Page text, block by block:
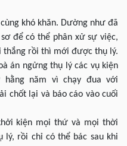
khó khăn. Dường như đã
để có thể phân xử sự việc,
thắng rồi thì mới được thụ lý.
án ngửng thụ lý các vụ kiện
hằng năm vì chạy đua với
chốt lại và báo cáo vào cuối
kiện mọi thứ và mọi thời
lý, rồi chỉ có thể bác sau khi